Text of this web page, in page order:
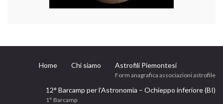
Home Chi siamo Astrofili Piemontesi
Form anagrafica associazioni astrofile
12° Barcamp per l’Astronomia – Ochieppo inferiore (BI)
1° Barcamp